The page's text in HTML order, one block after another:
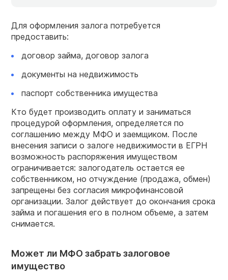
Для оформления залога потребуется
предоставить:
договор займа, договор залога
документы на недвижимость
паспорт собственника имущества
Кто будет производить оплату и заниматься
процедурой оформления, определяется по
соглашению между МФО и заемщиком. После
внесения записи о залоге недвижимости в ЕГРН
возможность распоряжения имуществом
ограничивается: залогодатель остается ее
собственником, но отчуждение (продажа, обмен)
запрещены без согласия микрофинансовой
организации. Залог действует до окончания срока
займа и погашения его в полном объеме, а затем
снимается.
Может ли МФО забрать залоговое
имущество